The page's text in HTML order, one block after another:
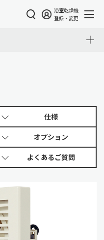
浴室乾燥機
登録・変更
仕様
オプション
よくあるご質問